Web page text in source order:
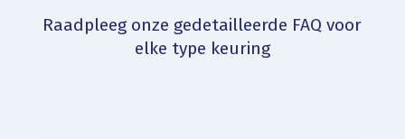
Raadpleeg onze gedetailleerde FAQ voor
elke type keuring